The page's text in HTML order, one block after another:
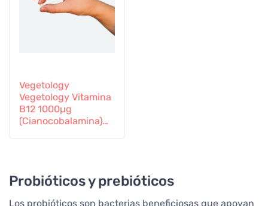
Vegetology
Vegetology Vitamina
B12 1000µg
(Cianocobalamina)
Probióticos y prebióticos
Los probióticos son bacterias beneficiosas que apoyan